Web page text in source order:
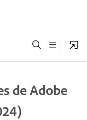
de Adobe